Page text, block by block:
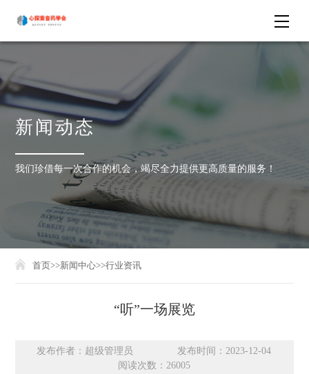
新闻动态
我们珍借每一次合作的机会，竭尽全力提供更高质量的服务！
首页>>新闻中心>>行业资讯
“听”一场展览
发布作者：超级管理员
发布时间：2023-12-04
阅读次数：26005